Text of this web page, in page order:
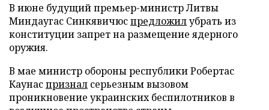
В июне будущий премьер-министр Литвы
Миндаугас Синкявичюспредложилубрать из
конституции запрет на размещение ядерного
оружия.
В мае министр обороны республики Робертас
Каунаспризнал серьезным вызовом
проникновение украинских беспилотников в